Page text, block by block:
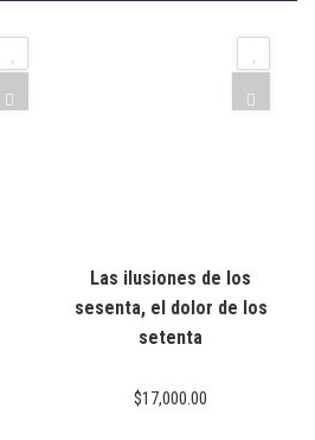
Las ilusiones de los
sesenta, el dolor de los
setenta
$17,000.00